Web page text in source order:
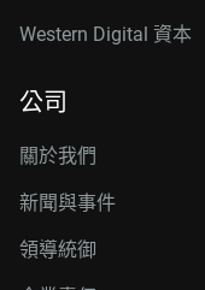
Western Digital 資本
公司
關於我們
新聞與事件
領導統御